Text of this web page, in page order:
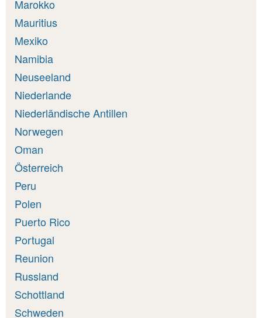
Marokko
Mauritius
Mexiko
Namibia
Neuseeland
Niederlande
Niederländische Antillen
Norwegen
Oman
Österreich
Peru
Polen
Puerto Rico
Portugal
Reunion
Russland
Schottland
Schweden